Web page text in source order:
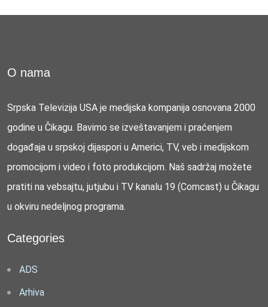
O nama
Srpska Televizija USA je medijska kompanija osnovana 2000
godine u Čikagu. Bavimo se izveštavanjem i praćenjem
događaja u srpskoj dijaspori u Americi, TV, veb i medijskom
promocijom i video i foto produkcijom. Naš sadržaj možete
pratiti na vebsajtu, jutjubu i TV kanalu 19 (Comcast) u Čikagu
u okviru nedeljnog programa.
Categories
ADS
Arhiva